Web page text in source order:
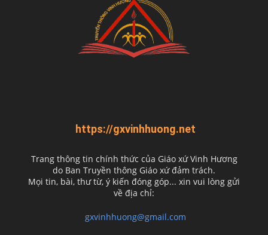
https://gxvinhhuong.net
Trang thông tin chính thức của Giáo xứ Vinh Hương
do Ban Truyền thông Giáo xứ đảm trách.
Mọi tin, bài, thư từ, ý kiến đóng góp... xin vui lòng gửi
về địa chỉ:
gxvinhhuong@gmail.com